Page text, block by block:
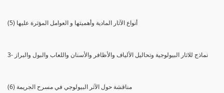
(5) أنواع الآثار المادية وأهميتها و العوامل المؤثرة عليها
3- نماذج للاثار البيولوجية وتحاليل الألياف والأظافر والأسنان واللعاب والبول والبراز
(6) مناقشة حول الآثر البيولوجي في مسرح الجريمة